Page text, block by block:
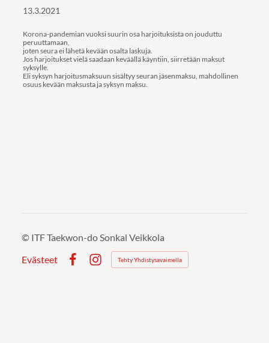
13.3.2021
Korona-pandemian vuoksi suurin osa harjoituksista on jouduttu
peruuttamaan,
joten seura ei lähetä kevään osalta laskuja.
Jos harjoitukset vielä saadaan keväällä käyntiin, siirretään maksut
syksylle.
Eli syksyn harjoitusmaksuun sisältyy seuran jäsenmaksu, mahdollinen
osuus kevään maksusta ja syksyn maksu.
© ITF Taekwon-do Sonkal Veikkola
Evästeet
Instagram
Tehty Yhdistysavaimella